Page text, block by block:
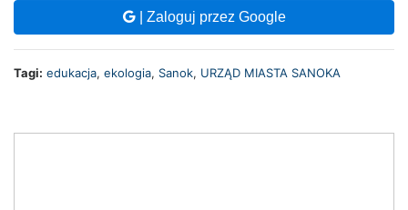
| Zaloguj przez Google
Tagi: edukacja, ekologia, Sanok, URZĄD MIASTA SANOKA